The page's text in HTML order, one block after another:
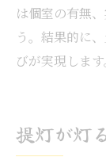
は個室の有無
う。結果的に
びが実現します
提灯が灯